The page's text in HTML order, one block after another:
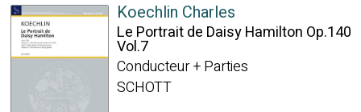
Koechlin Charles
Le Portrait de Daisy Hamilton Op.140
Vol.7
Conducteur + Parties
SCHOTT